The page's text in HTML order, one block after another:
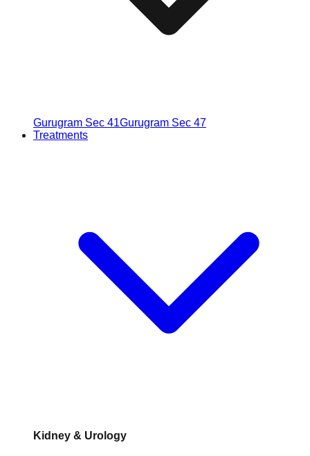
Gurugram Sec 41Gurugram Sec 47
Treatments
Kidney & Urology